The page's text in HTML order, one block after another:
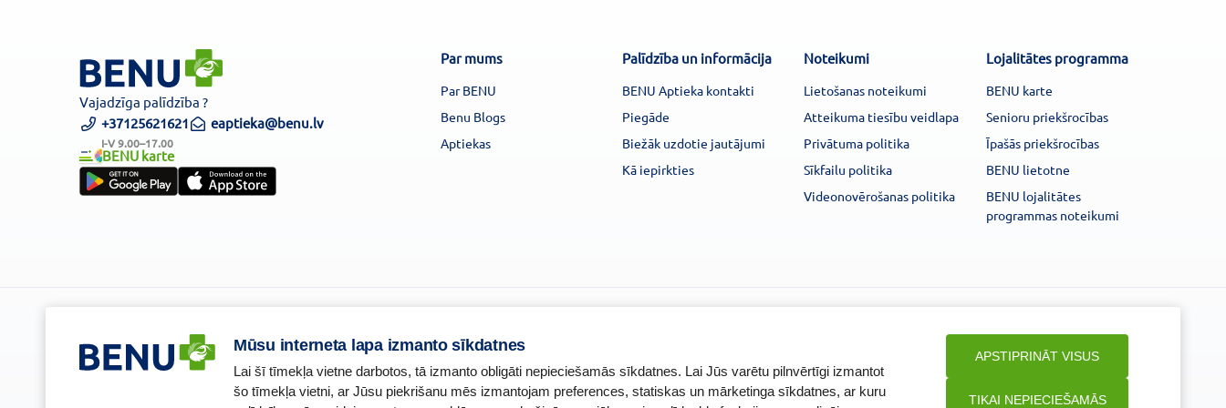
Mūsu interneta lapa izmanto sīkdatnes
Lai šī tīmekļa vietne darbotos, tā izmanto obligāti nepieciešamās sīkdatnes. Lai Jūs varētu pilnvērtīgi izmantot
šo tīmekļa vietni, ar Jūsu piekrišanu mēs izmantojam preferences, statiskas un mārketinga sīkdatnes, ar kuru
TIKAI NEPIECIEŠAMĀS
APSTIPRINĀT VISUS
Vajadzīga palīdzība ?
+37125621621
I-V 9.00–17.00
eaptieka@benu.lv
BENU karte
Par mums
Par BENU
Benu Blogs
Aptiekas
Palīdzība un informācija
BENU Aptieka kontakti
Piegāde
Biežāk uzdotie jautājumi
Kā iepirkties
Noteikumi
Lietošanas noteikumi
Atteikuma tiesību veidlapa
Privātuma politika
Sīkfailu politika
Videonovērošanas politika
Lojalitātes programma
BENU karte
Senioru priekšrocības
Īpašās priekšrocības
BENU lietotne
BENU lojalitātes
programmas noteikumi